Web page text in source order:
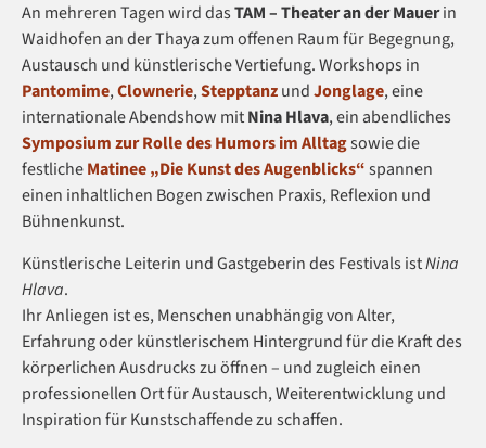
An mehreren Tagen wird dasTAM – Theater an der Mauerin
Waidhofen an der Thaya zum offenen Raum für Begegnung,
Austausch und künstlerische Vertiefung. Workshops in
Pantomime,Clownerie,StepptanzundJonglage, eine
internationale Abendshow mitNina Hlava, ein abendliches
Symposium zur Rolle des Humors im Alltagsowie die
festlicheMatinee „Die Kunst des Augenblicks“spannen
einen inhaltlichen Bogen zwischen Praxis, Reflexion und
Bühnenkunst.
Künstlerische Leiterin und Gastgeberin des Festivals istNina
Hlava.
Ihr Anliegen ist es, Menschen unabhängig von Alter,
Erfahrung oder künstlerischem Hintergrund für die Kraft des
körperlichen Ausdrucks zu öffnen – und zugleich einen
professionellen Ort für Austausch, Weiterentwicklung und
Inspiration für Kunstschaffende zu schaffen.